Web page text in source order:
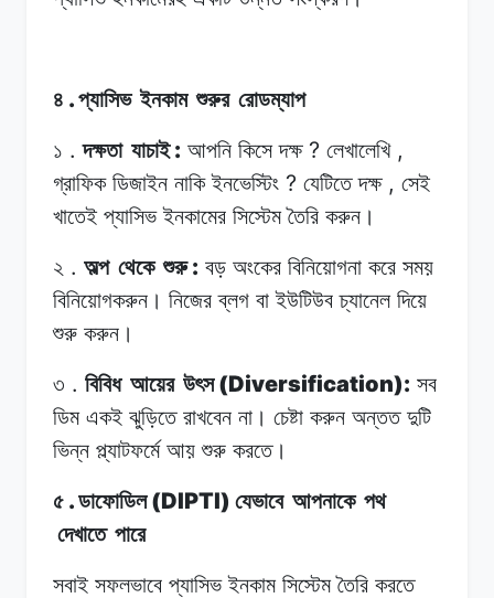
৪ .প্যাসিভ ইনকাম শুরুর রোডম্যাপ
১ .দক্ষতা যাচাই: আপনি কিসে দক্ষ? লেখালেখি,
গ্রাফিক ডিজাইন নাকি ইনভেস্টিং ? যেটিতে দক্ষ, সেই
খাতেই প্যাসিভ ইনকামের সিস্টেম তৈরি করুন।
২ . অল্প থেকে শুরু: বড় অংকের বিনিয়োগনা করে সময়
বিনিয়োগকরুন। নিজের ব্লগ বা ইউটিউব চ্যানেল দিয়ে
শুরু করুন।
৩ . বিবিধ আয়ের উৎস(Diversification): সব
ডিম একই ঝুড়িতে রাখবেন না। চেষ্টা করুন অন্তত দুটি
ভিন্ন প্ল্যাটফর্মে আয় শুরু করতে।
৫ .ডাফোডিল(DIPTI) যেভাবে আপনাকে পথ
দেখাতে পারে
সবাই সফলভাবে প্যাসিভ ইনকাম সিস্টেম তৈরি করতে